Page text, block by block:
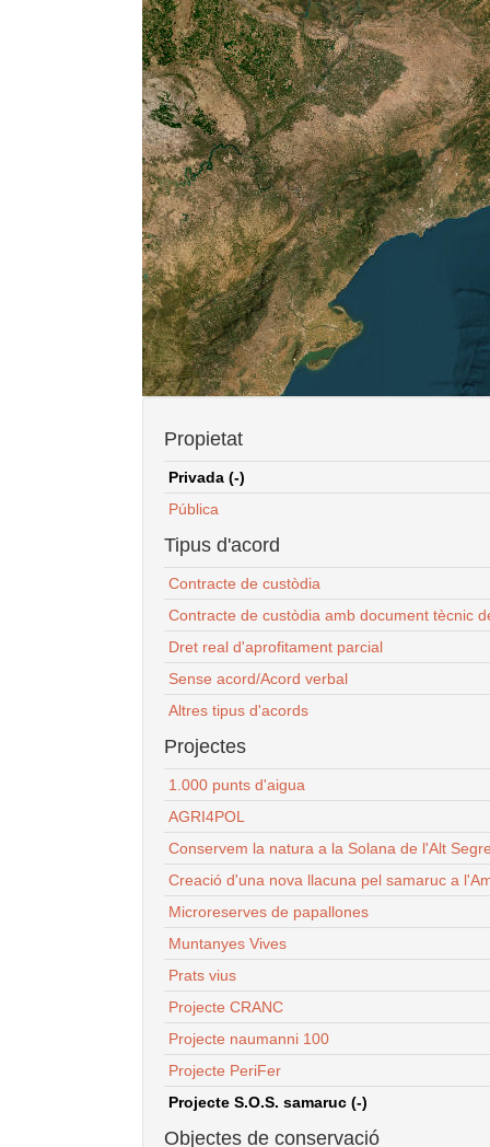
Propietat
Privada (-)
Pública
Tipus d'acord
Contracte de custòdia
Contracte de custòdia amb document tècnic
Dret real d'aprofitament parcial
Sense acord/Acord verbal
Altres tipus d'acords
Projectes
1.000 punts d'aigua
AGRI4POL
Conservem la natura a la Solana de l'Alt
Creació d'una nova llacuna pel samaruc a
Microreserves de papallones
Muntanyes Vives
Prats vius
Projecte CRANC
Projecte naumanni 100
Projecte PeriFer
Projecte S.O.S. samaruc (-)
Objectes de conservació